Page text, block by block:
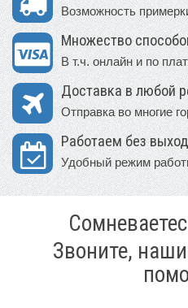
Возможность
Множество
В т.ч. онлайн и по
Доставка в любой
Отправка во многие
Работаем без
Удобный режим
Звоните,